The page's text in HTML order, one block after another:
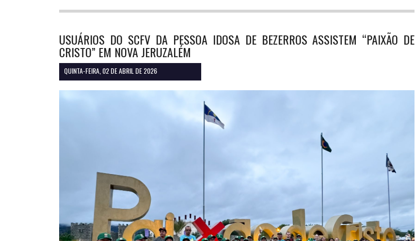
USUÁRIOS DO SCFV DA PESSOA IDOSA DE BEZERROS ASSISTEM “PAIXÃO DE
CRISTO” EM NOVA JERUZALÉM
QUINTA-FEIRA, 02 DE ABRIL DE 2026